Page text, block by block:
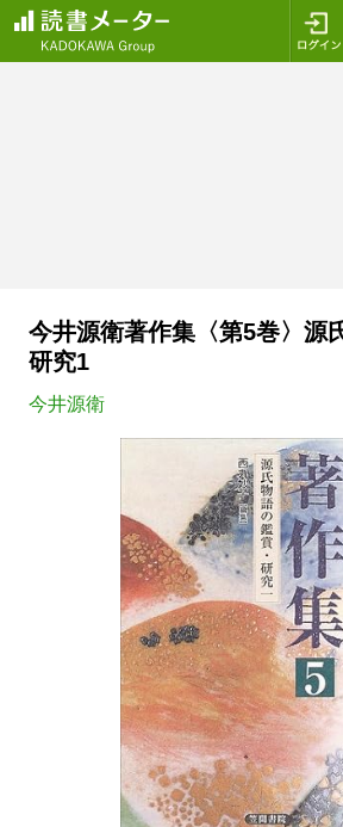
今井源衛著作集〈第5巻〉源
研究1
今井源衛